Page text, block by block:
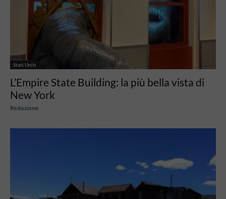
Stati Uniti
L’Empire State Building: la più bella vista di
New York
Redazione